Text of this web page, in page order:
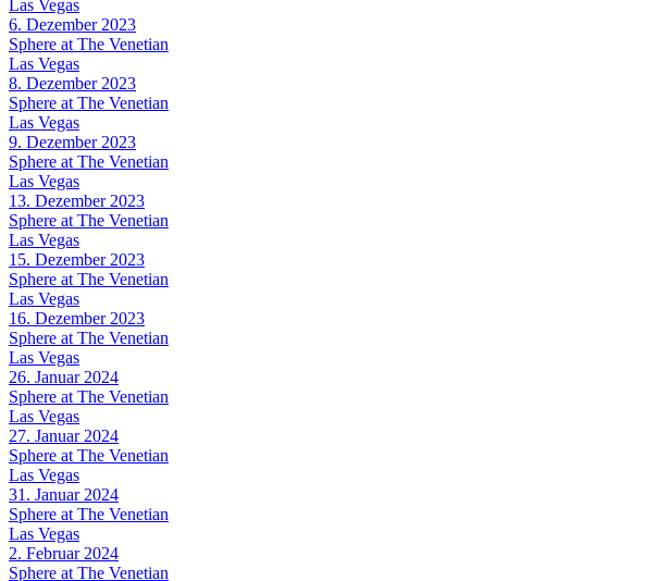
Las Vegas
6. Dezember 2023
Sphere at The Venetian
Las Vegas
8. Dezember 2023
Sphere at The Venetian
Las Vegas
9. Dezember 2023
Sphere at The Venetian
Las Vegas
13. Dezember 2023
Sphere at The Venetian
Las Vegas
15. Dezember 2023
Sphere at The Venetian
Las Vegas
16. Dezember 2023
Sphere at The Venetian
Las Vegas
26. Januar 2024
Sphere at The Venetian
Las Vegas
27. Januar 2024
Sphere at The Venetian
Las Vegas
31. Januar 2024
Sphere at The Venetian
Las Vegas
2. Februar 2024
Sphere at The Venetian